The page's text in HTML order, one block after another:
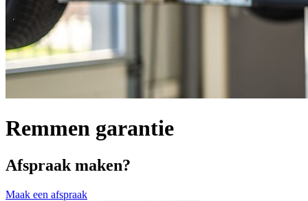
Remmen garantie
Afspraak maken?
Maak een afspraak